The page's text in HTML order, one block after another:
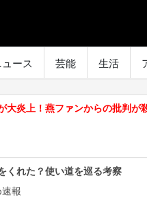
ース 芸能 生活
炎上！燕ファンからの批判が
くれた？使い道を巡る考察
報